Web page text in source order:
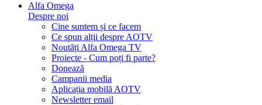
Alfa Omega
Despre noi
Cine suntem și ce facem
Ce spun alții despre AOTV
Noutăți Alfa Omega TV
Proiecte - Cum poți fi parte?
Donează
Campanii media
Aplicația mobilă AOTV
Newsletter email